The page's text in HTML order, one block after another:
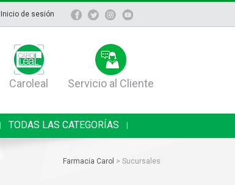
Inicio de sesión
Caroleal Servicio al Cliente
TODAS LAS CATEGORÍAS
Farmacia Carol > Sucursales